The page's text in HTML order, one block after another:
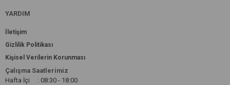
YARDIM
İletişim
Gizlilik Politikası
Kişisel Verilerin Korunması
Çalışma Saatlerimiz
Hafta İçi : 08:30 - 18:00